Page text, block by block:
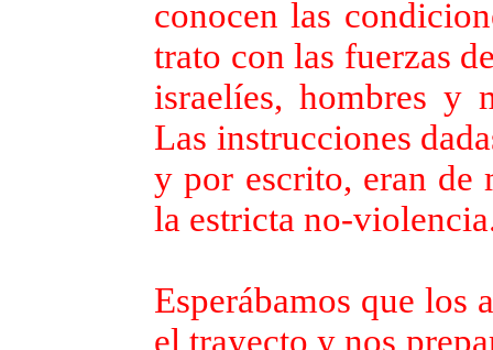
conocen las
trato con las fuerzas
israelíes, hombres y
Las instrucciones
y por escrito, eran de
la estricta no-
Esperábamos que los
el trayecto y nos